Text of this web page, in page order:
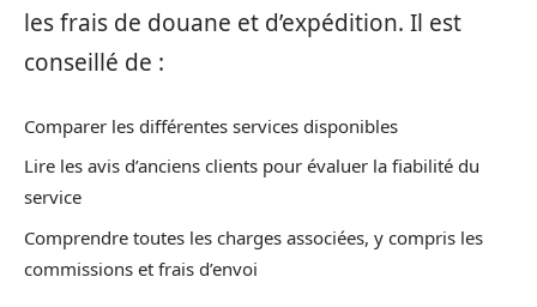
les frais de douane et d’expédition. Il est
conseillé de :
Comparer les différentes services disponibles
Lire les avis d’anciens clients pour évaluer la fiabilité du
service
Comprendre toutes les charges associées, y compris les
commissions et frais d’envoi